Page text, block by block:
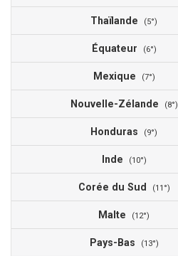
Thaïlande (5°)
Équateur (6°)
Mexique (7°)
Nouvelle-Zélande (8°)
Honduras (9°)
Inde (10°)
Corée du Sud (11°)
Malte (12°)
Pays-Bas (13°)